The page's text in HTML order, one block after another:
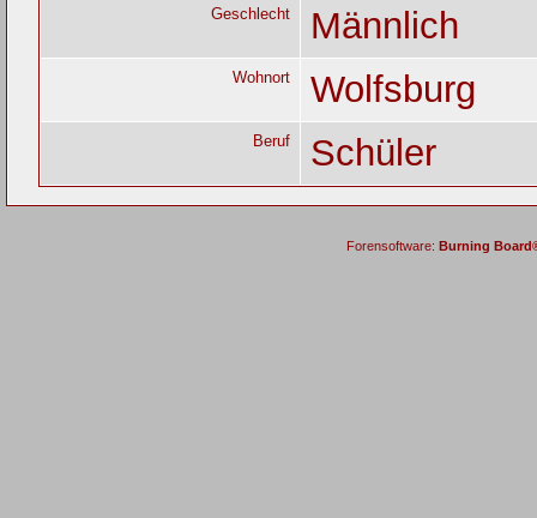
Geschlecht Männlich
Wohnort Wolfsburg
Beruf Schüler
Forensoftware: Burning